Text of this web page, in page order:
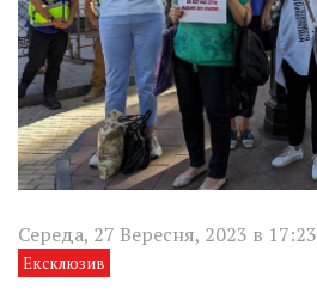
Середа, 27 Вересня, 2023 в 17:23
Ексклюзив